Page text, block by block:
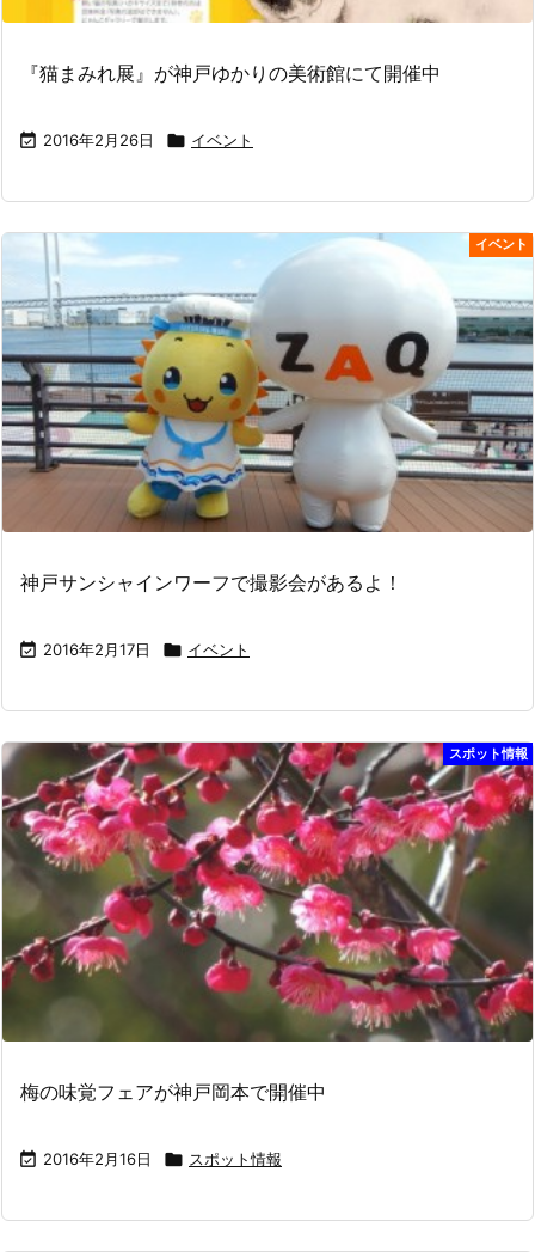
『猫まみれ展』が神戸ゆかりの美術館にて開催中
 2016年2月26日  イベント
イベント
神戸サンシャインワーフで撮影会があるよ！
 2016年2月17日  イベント
スポット情報
梅の味覚フェアが神戸岡本で開催中
 2016年2月16日  スポット情報